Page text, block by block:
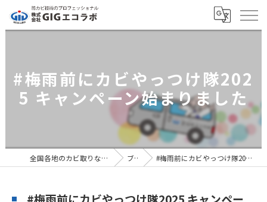
#梅雨前にカビやっつけ隊202
5 キャンペーン始まりました
全国各地のカビ取りなら株式会社GIGエコラボ ブログ #梅雨前にカビやっつけ隊2025 キャンペーン始まりました
#梅雨前にカビやっつけ隊2025 キャンペー